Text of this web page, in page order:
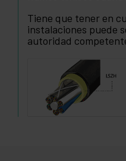
Tiene que tener en
instalaciones puede
autoridad